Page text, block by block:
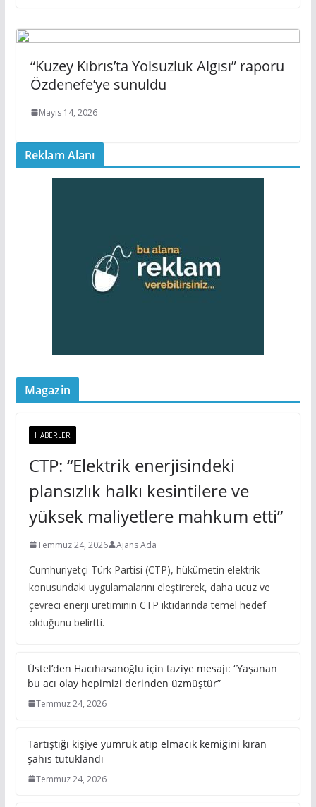
“Kuzey Kıbrıs’ta Yolsuzluk Algısı” raporu
Özdenefe’ye sunuldu
Mayıs 14, 2026
Reklam Alanı
Magazin
HABERLER
CTP: “Elektrik enerjisindeki
plansızlık halkı kesintilere ve
yüksek maliyetlere mahkum etti”
Temmuz 24, 2026 Ajans Ada
Cumhuriyetçi Türk Partisi (CTP), hükümetin elektrik
konusundaki uygulamalarını eleştirerek, daha ucuz ve
çevreci enerji üretiminin CTP iktidarında temel hedef
olduğunu belirtti.
Üstel’den Hacıhasanoğlu için taziye mesajı: “Yaşanan
bu acı olay hepimizi derinden üzmüştür”
Temmuz 24, 2026
Tartıştığı kişiye yumruk atıp elmacık kemiğini kıran
şahıs tutuklandı
Temmuz 24, 2026